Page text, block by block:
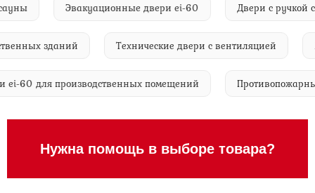
сауны Эвакуационные двери ei-60 Двери с
зданий Технические двери с вентиляцией
ei-60 для производственных помещений
Нужна помощь в выборе товара?